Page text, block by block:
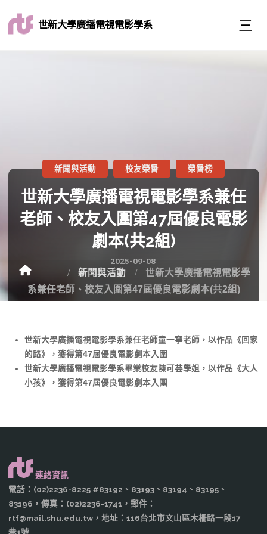
世新大學廣播電視電影學系
世新大學廣播電視電影學系兼任
老師、校友入圍第47屆優良電影
劇本(共2組)
2025-09-08
新聞與活動 校友榮譽 榮譽榜
新聞與活動
世新大學廣播電視電影學
系兼任老師、校友入圍第47屆優良電影劇本(共2組)
世新大學廣播電視電影學系兼任老師童一寧老師，以作品《回家
的路》，獲得第47屆優良電影劇本入圍
世新大學廣播電視電影學系畢業校友陳可芸學姐，以作品《大人
小孩》，獲得第47屆優良電影劇本入圍
連絡資訊
電話：(02)2236-8225 #83192、83193、83194、83195、
83196，傳真：(02)2236-1741，郵件：
rtf@mail.shu.edu.tw，地址：116台北市文山區木柵路一段17
巷1號